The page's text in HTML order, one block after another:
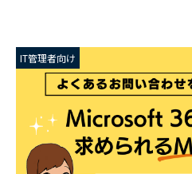
IT管理者向け